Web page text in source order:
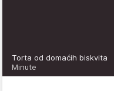
Torta od domaćih biskvita
Minute